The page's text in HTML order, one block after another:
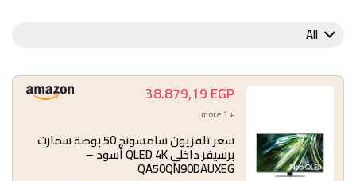
All
38.879,19EGP
+ 1 more
سعر تلفزيون سامسونج 50 بوصة سمارت
برسيفر داخلي QLED 4K أسود –
QA50QN90DAUXEG